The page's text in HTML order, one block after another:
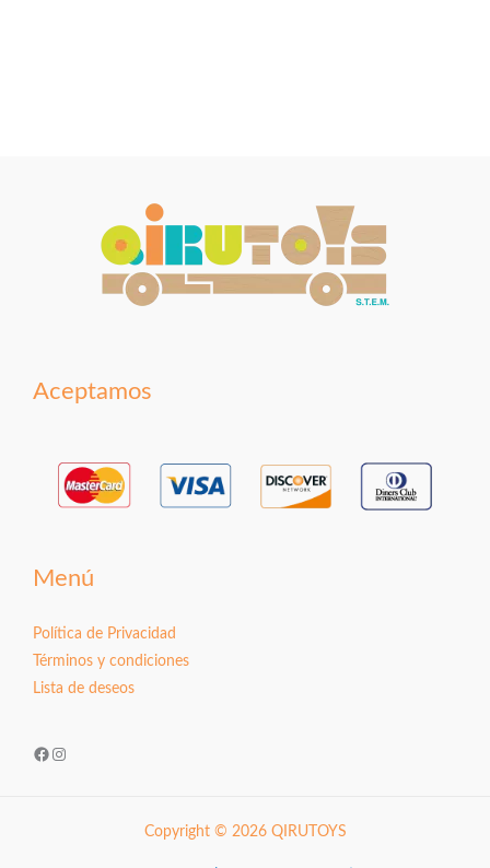
Aceptamos
Menú
Política de Privacidad
Términos y condiciones
Lista de deseos
Facebook
Instagram
Copyright © 2026 QIRUTOYS